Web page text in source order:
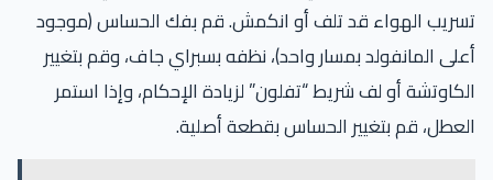
تسريب الهواء قد تلف أو انكمش. قم بفك الحساس (موجود
أعلى المانفولد بمسار واحد)، نظفه بسبراي جاف، وقم بتغيير
الكاوتشة أو لف شريط “تفلون” لزيادة الإحكام، وإذا استمر
العطل، قم بتغيير الحساس بقطعة أصلية.